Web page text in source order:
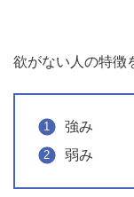
欲がない人の特徴
強み
弱み